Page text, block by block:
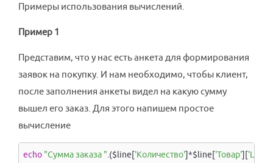
Примеры использования вычислений.
Пример 1
Представим, что у нас есть анкета для формирования
заявок на покупку. И нам необходимо, чтобы клиент,
после заполнения анкеты видел на какую сумму
вышел его заказ. Для этого напишем простое
вычисление
echo "Сумма заказа ".($line['Количество']*$line['Товар']['Цена'